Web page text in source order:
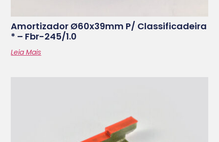
Amortizador Ø60x39mm P/ Classificadeira
* – Fbr-245/1.0
Leia Mais